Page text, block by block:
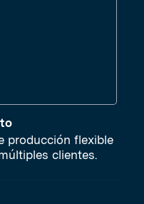
producción flexible
clientes.